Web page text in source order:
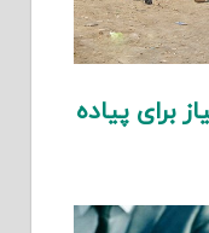
برای پیاده